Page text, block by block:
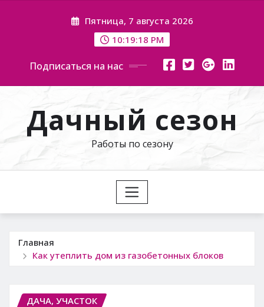
Пятница, 7 августа 2026
10:19:19 PM
Подписаться на нас
Дачный сезон
Работы по сезону
Главная
Как утеплить дом из газобетонных блоков
ДАЧА, УЧАСТОК